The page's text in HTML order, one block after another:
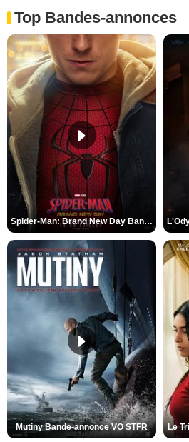
Top Bandes-annonces
Spider-Man: Brand New Day Bande-annonce VO STFR
Mutiny Bande-annonce VO STFR Le